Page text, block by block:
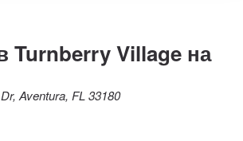
Turnberry Village на
Aventura, FL 33180